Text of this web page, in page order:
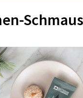
Schmaus